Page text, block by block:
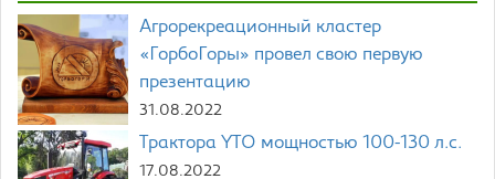
Агрорекреационный кластер
«ГорбоГоры» провел свою первую
презентацию
31.08.2022
Трактора YTO мощностью 100-130 л.с.
17.08.2022